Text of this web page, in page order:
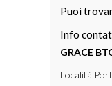
Puoi
Info
GRACE
Località